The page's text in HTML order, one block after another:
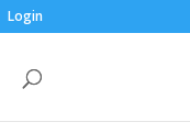
Login